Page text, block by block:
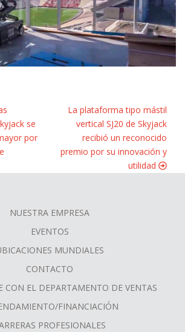
se
por
La plataforma tipo mástil
vertical SJ20 de Skyjack
recibió un reconocido
premio por su innovación y
utilidad
NUESTRA EMPRESA
EVENTOS
MUNDIALES
CONTACTO
CON EL DEPARTAMENTO DE VENTAS
FINANCIACIÓN
PROFESIONALES